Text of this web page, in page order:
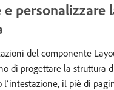
e personalizzare
del componente
di progettare la struttura
l’intestazione, il piè di